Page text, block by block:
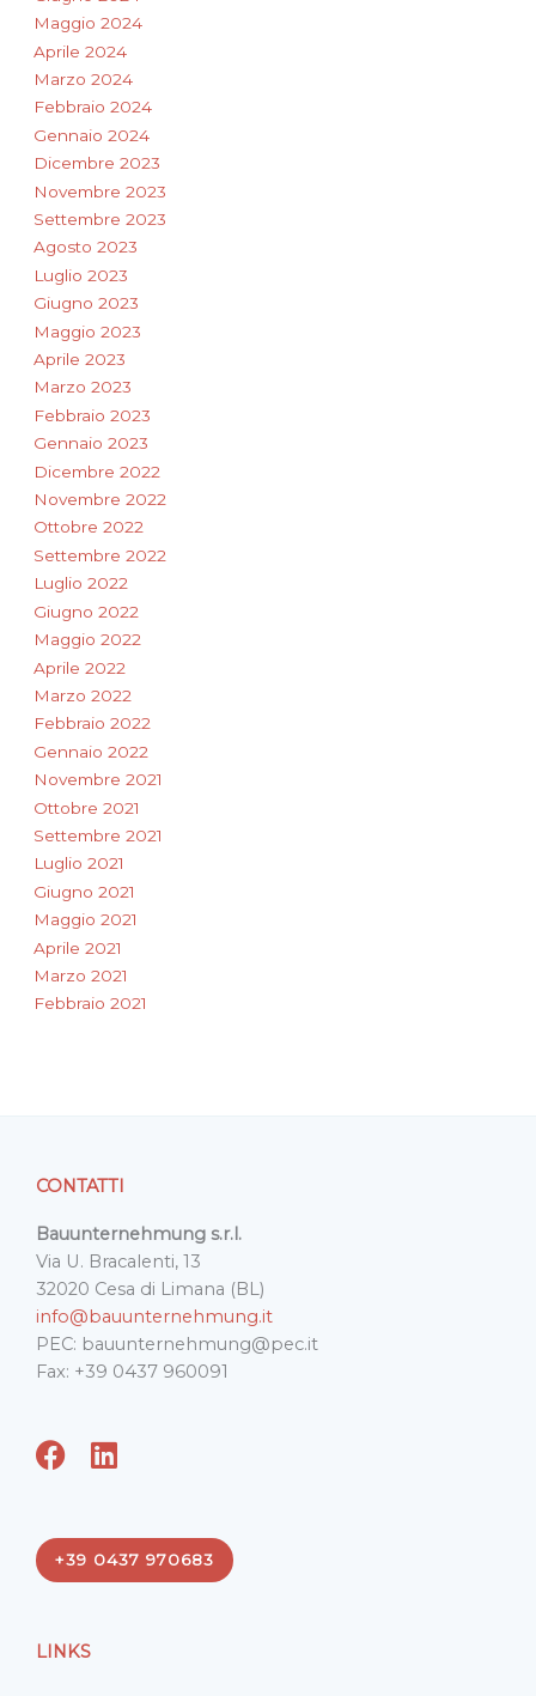
Maggio 2024
Aprile 2024
Marzo 2024
Febbraio 2024
Gennaio 2024
Dicembre 2023
Novembre 2023
Settembre 2023
Agosto 2023
Luglio 2023
Giugno 2023
Maggio 2023
Aprile 2023
Marzo 2023
Febbraio 2023
Gennaio 2023
Dicembre 2022
Novembre 2022
Ottobre 2022
Settembre 2022
Luglio 2022
Giugno 2022
Maggio 2022
Aprile 2022
Marzo 2022
Febbraio 2022
Gennaio 2022
Novembre 2021
Ottobre 2021
Settembre 2021
Luglio 2021
Giugno 2021
Maggio 2021
Aprile 2021
Marzo 2021
Febbraio 2021
CONTATTI
Bauunternehmung s.r.l.
Via U. Bracalenti, 13
32020 Cesa di Limana (BL)
info@bauunternehmung.it
PEC: bauunternehmung@pec.it
Fax: +39 0437 960091
F
e
b
k
L
k
e
+39 0437 970683
LINKS